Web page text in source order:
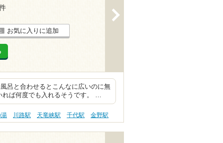
お気に入りに追加
呂と合わせるとこんなに広いのに無
れば何度でも入れるそうです。 …
川路駅 天竜峡駅 千代駅 金野駅